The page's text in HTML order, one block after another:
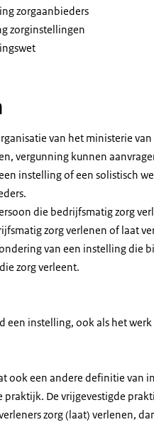
zorgaanbieders
zorginstellingen
van het ministerie
vergunning kunnen
instelling of een solistisch
die bedrijfsmatig zorg
zorg verlenen of laat
van een instelling die
zorg verleent.
een instelling, ook als het
ook een andere definitie van
praktijk. De vrijgevestigde
zorg (laat) verlenen,